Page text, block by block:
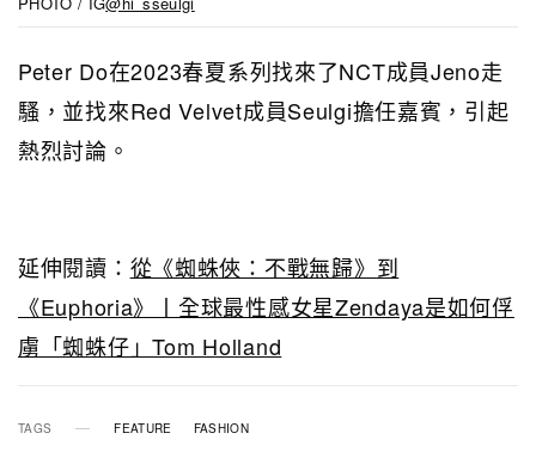
Peter Do在2023春夏系列找來了NCT成員Jeno走
騷，並找來Red Velvet成員Seulgi擔任嘉賓，引起
熱烈討論。
延伸閱讀： 從《蜘蛛俠：不戰無歸》到
《Euphoria》丨全球最性感女星Zendaya是如何俘
虜「蜘蛛仔」Tom Holland
TAGS FEATURE FASHION